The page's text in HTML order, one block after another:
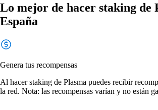
Lo mejor de hacer staking de
España
Genera tus recompensas
Al hacer staking de Plasma puedes recibir
la red. Nota: las recompensas varían y no están